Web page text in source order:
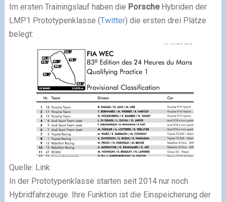
Im ersten Trainingslauf haben die PorscheHybriden der
LMP1 Prototypenklasse (Twitter) die ersten drei Plätze
belegt:
Quelle: Link
In der Prototypenklasse starten seit 2014 nur noch
Hybridfahrzeuge. Ihre Funktion ist die Einspeicherung der